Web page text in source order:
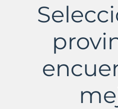
Municipio
Murbalands